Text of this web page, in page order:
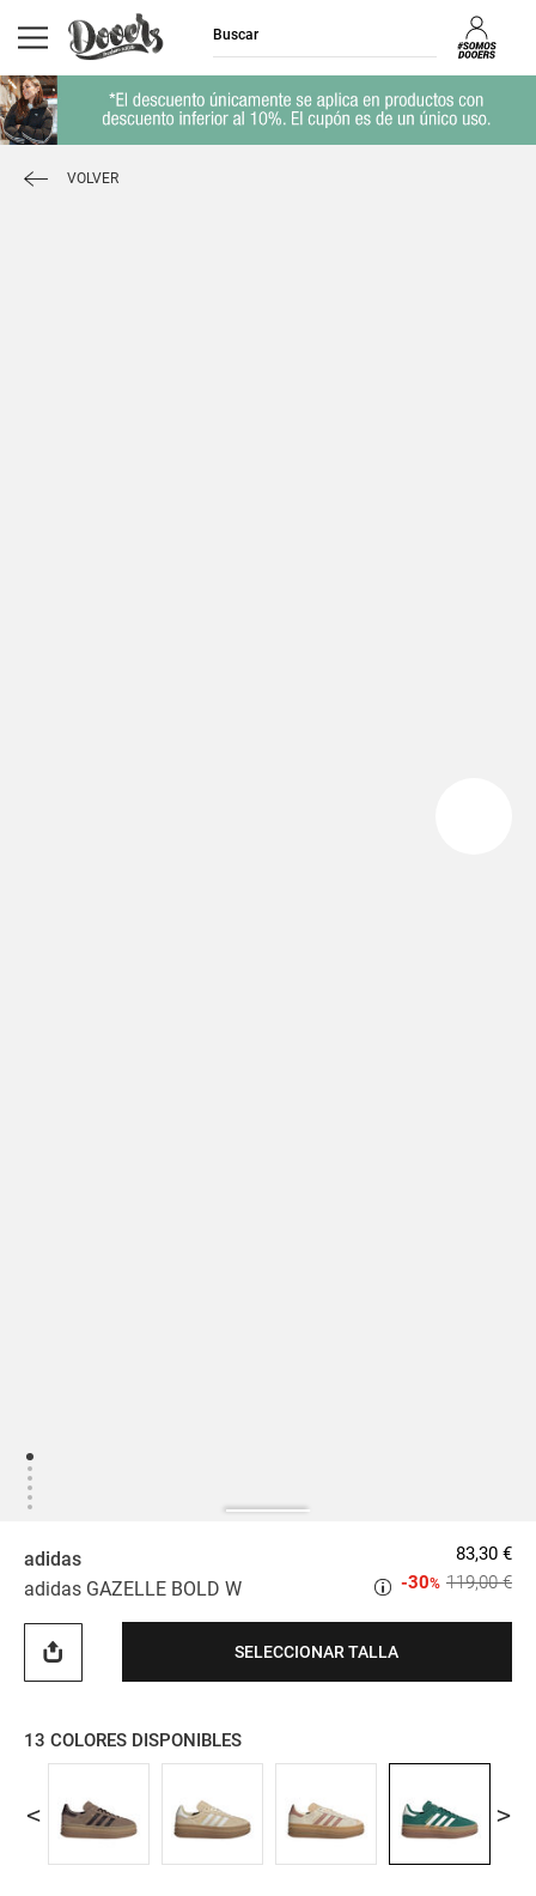
VOLVER
adidas
adidas GAZELLE BOLD W
83,30 €
119,00 €
-30%
SELECCIONAR TALLA
13 COLORES DISPONIBLES